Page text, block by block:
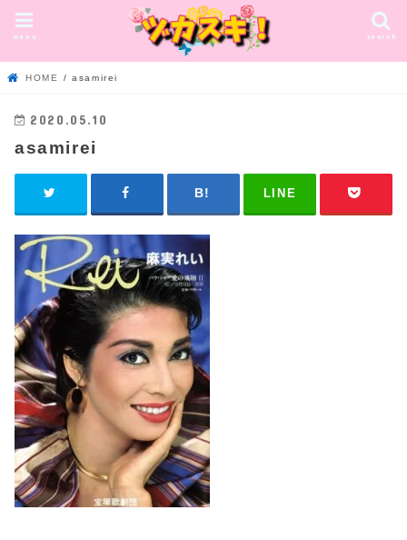
search
menu
HOME asamirei
2020.05.10
asamirei
LINE